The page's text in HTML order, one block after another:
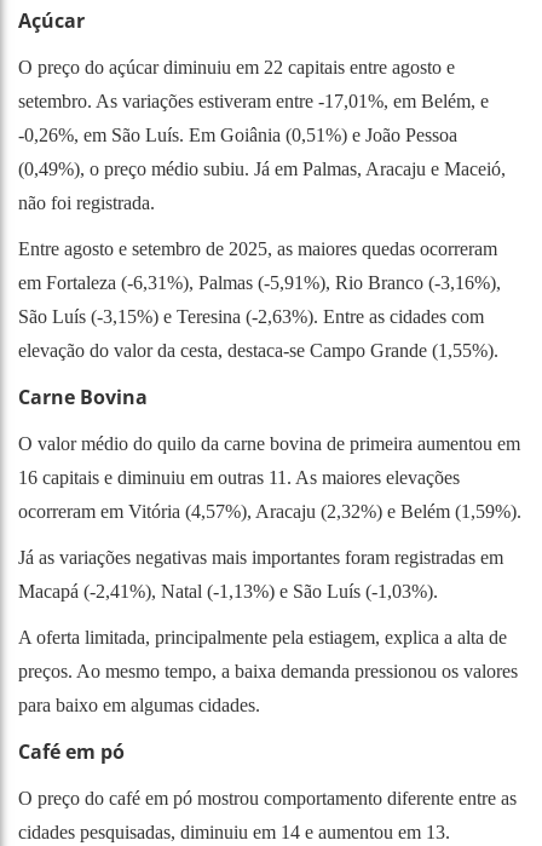
Açúcar
O preço do açúcar diminuiu em 22 capitais entre agosto e
setembro. As variações estiveram entre -17,01%, em Belém, e
-0,26%, em São Luís. Em Goiânia (0,51%) e João Pessoa
(0,49%), o preço médio subiu. Já em Palmas, Aracaju e Maceió,
não foi registrada.
Entre agosto e setembro de 2025, as maiores quedas ocorreram
em Fortaleza (-6,31%), Palmas (-5,91%), Rio Branco (-3,16%),
São Luís (-3,15%) e Teresina (-2,63%). Entre as cidades com
elevação do valor da cesta, destaca-se Campo Grande (1,55%).
Carne Bovina
O valor médio do quilo da carne bovina de primeira aumentou em
16 capitais e diminuiu em outras 11. As maiores elevações
ocorreram em Vitória (4,57%), Aracaju (2,32%) e Belém (1,59%).
Já as variações negativas mais importantes foram registradas em
Macapá (-2,41%), Natal (-1,13%) e São Luís (-1,03%).
A oferta limitada, principalmente pela estiagem, explica a alta de
preços. Ao mesmo tempo, a baixa demanda pressionou os valores
para baixo em algumas cidades.
Café em pó
O preço do café em pó mostrou comportamento diferente entre as
cidades pesquisadas, diminuiu em 14 e aumentou em 13.